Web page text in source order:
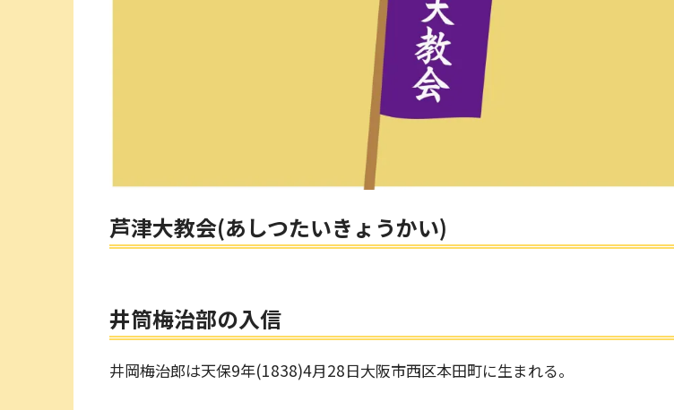
芦津大教会(あしつたいきょうかい)
井筒梅治部の入信
井岡梅治郎は天保9年(1838)4月28日大阪市西区本田町に生まれる。